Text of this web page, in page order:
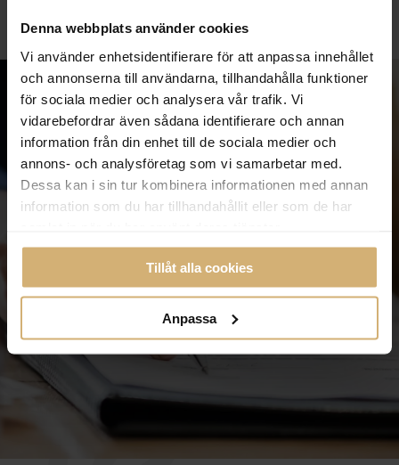
Denna webbplats använder cookies
Vi använder enhetsidentifierare för att anpassa innehållet
och annonserna till användarna, tillhandahålla funktioner
för sociala medier och analysera vår trafik. Vi
vidarebefordrar även sådana identifierare och annan
information från din enhet till de sociala medier och
annons- och analysföretag som vi samarbetar med.
Dessa kan i sin tur kombinera informationen med annan
information som du har tillhandahållit eller som de har
Tillåt alla cookies
Anpassa